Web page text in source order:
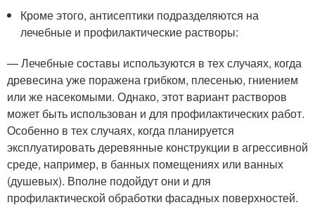
Кроме этого, антисептики подразделяются на
лечебные и профилактические растворы:
— Лечебные составы используются в тех случаях, когда
древесина уже поражена грибком, плесенью, гниением
или же насекомыми. Однако, этот вариант растворов
может быть использован и для профилактических работ.
Особенно в тех случаях, когда планируется
эксплуатировать деревянные конструкции в агрессивной
среде, например, в банных помещениях или ванных
(душевых). Вполне подойдут они и для
профилактической обработки фасадных поверхностей.